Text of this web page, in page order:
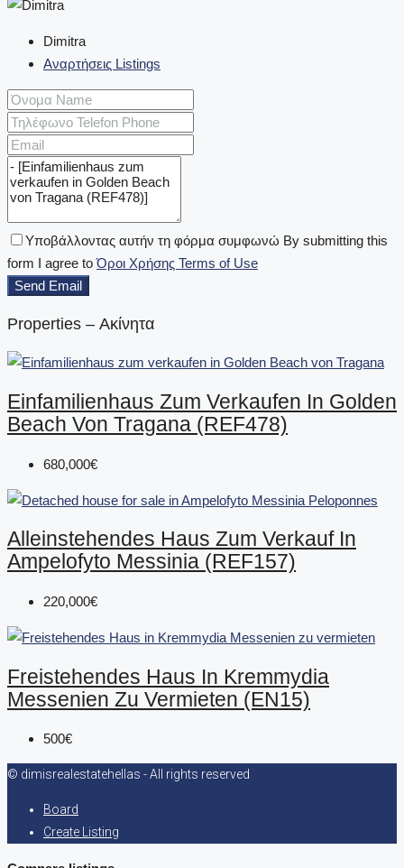
Dimitra
Αναρτήσεις Listings
Υποβάλλοντας αυτήν τη φόρμα συμφωνώ By submitting this
form I agree toΌροι Χρήσης Terms of Use
Send Email
Properties – Ακίνητα
Einfamilienhaus Zum Verkaufen In Golden
Beach Von Tragana (REF478)
680,000€
Alleinstehendes Haus Zum Verkauf In
Ampelofyto Messinia (REF157)
220,000€
Freistehendes Haus In Kremmydia
Messenien Zu Vermieten (EN15)
500€
© dimisrealestatehellas - All rights reserved
Board
Create Listing